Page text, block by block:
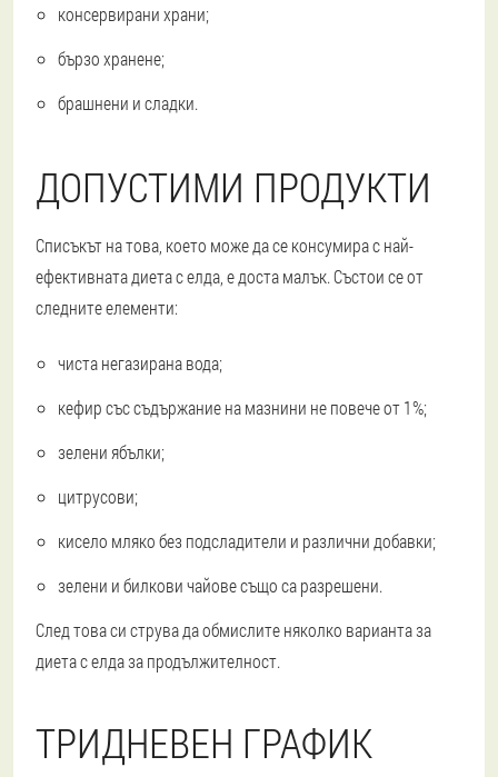
консервирани храни;
бързо хранене;
брашнени и сладки.
ДОПУСТИМИ ПРОДУКТИ
Списъкът на това, което може да се консумира с най-
ефективната диета с елда, е доста малък. Състои се от
следните елементи:
чиста негазирана вода;
кефир със съдържание на мазнини не повече от 1%;
зелени ябълки;
цитрусови;
кисело мляко без подсладители и различни добавки;
зелени и билкови чайове също са разрешени.
След това си струва да обмислите няколко варианта за
диета с елда за продължителност.
ТРИДНЕВЕН ГРАФИК